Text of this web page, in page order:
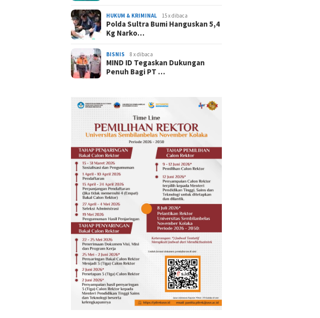
HUKUM & KRIMINAL 15 x dibaca
Polda Sultra Bumi Hanguskan 5,4
Kg Narko…
BISNIS 8 x dibaca
MIND ID Tegaskan Dukungan
Penuh Bagi PT …